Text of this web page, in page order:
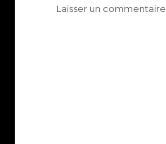
Laisser un commentaire